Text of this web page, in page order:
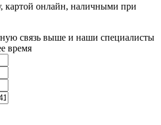
картой онлайн, наличными при
связь выше и наши специалисты
время